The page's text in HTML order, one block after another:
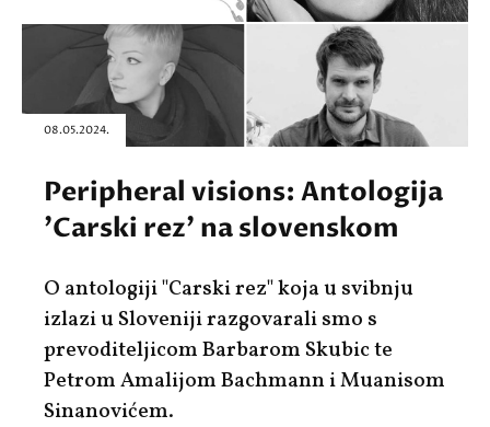
08.05.2024.
Peripheral visions: Antologija
'Carski rez' na slovenskom
O antologiji "Carski rez" koja u svibnju
izlazi u Sloveniji razgovarali smo s
prevoditeljicom Barbarom Skubic te
Petrom Amalijom Bachmann i Muanisom
Sinanovićem.